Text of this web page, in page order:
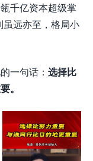
千亿资本超级掌
虽远亦至，格局小
一句话： 选择比
。